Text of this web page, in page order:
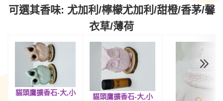
可選其香味: 尤加利/檸檬尤加利/甜橙/香茅/馨
衣草/薄荷
貓頭鷹擴香石-大,小 貓頭鷹擴香石-大,小